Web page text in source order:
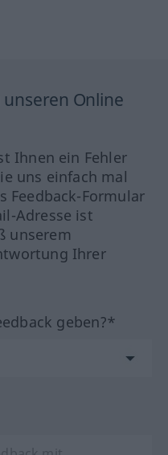
unseren Online
Ihnen ein Fehler
uns einfach mal
Feedback-Formular
Adresse ist
unserem
Ihrer
geben?*